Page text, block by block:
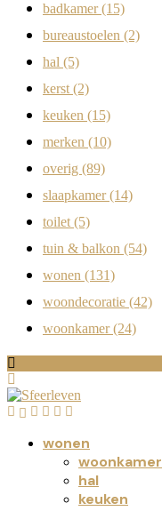
badkamer(15)
bureaustoelen (2)
hal (5)
kerst (2)
keuken (15)
merken (10)
overig (89)
slaapkamer(14)
toilet (5)
tuin & balkon (54)
wonen (131)
woondecoratie (42)
woonkamer(24)
wonen
woonkamer
hal
keuken